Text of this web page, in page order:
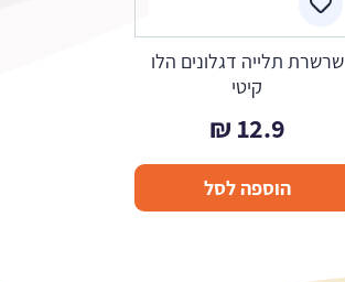
שרשרת תלייה דגלונים הלו
קיטי
12.9
₪
הוספה לסל